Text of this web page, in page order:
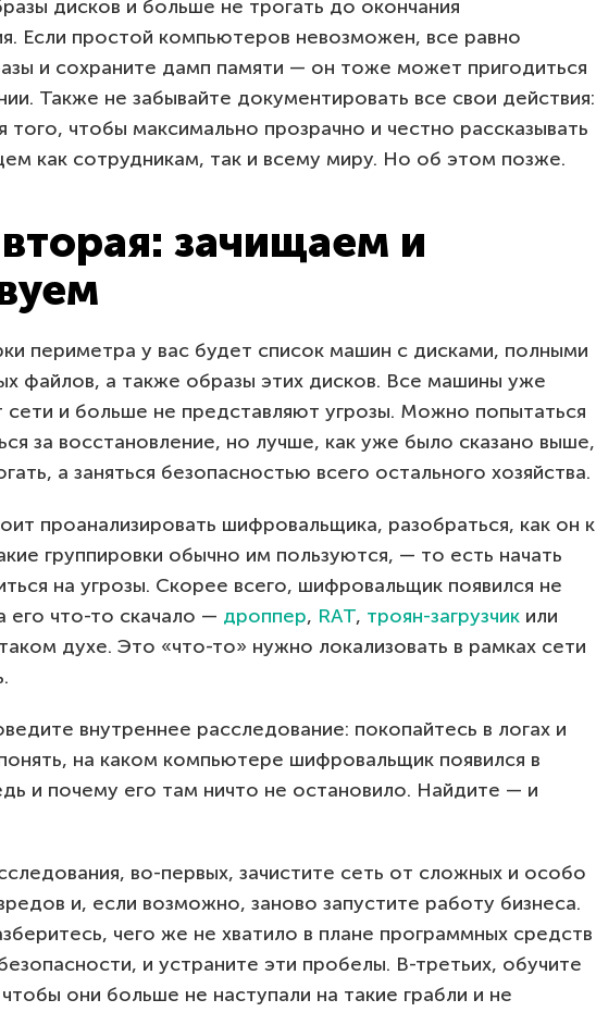
дисков и больше не трогать до окончания
Если простой компьютеров невозможен, все равно
и сохраните дамп памяти — он тоже может пригодиться
Также не забывайте документировать все свои действия:
того, чтобы максимально прозрачно и честно рассказывать
как сотрудникам, так и всему миру. Но об этом позже.
зачищаем и
периметра у вас будет список машин с дисками, полными
файлов, а также образы этих дисков. Все машины уже
и больше не представляют угрозы. Можно попытаться
за восстановление, но лучше, как уже было сказано выше,
а заняться безопасностью всего остального хозяйства.
проанализировать шифровальщика, разобраться, как он к
группировки обычно им пользуются, — то есть начать
на угрозы. Скорее всего, шифровальщик появился не
его что-то скачало — дроппер, RAT, троян-загрузчик или
духе. Это «что-то» нужно локализовать в рамках сети
внутреннее расследование: покопайтесь в логах и
на каком компьютере шифровальщик появился в
и почему его там ничто не остановило. Найдите — и
во-первых, зачистите сеть от сложных и особо
и, если возможно, заново запустите работу бизнеса.
чего же не хватило в плане программных средств
и устраните эти пробелы. В-третьих, обучите
они больше не наступали на такие грабли и не